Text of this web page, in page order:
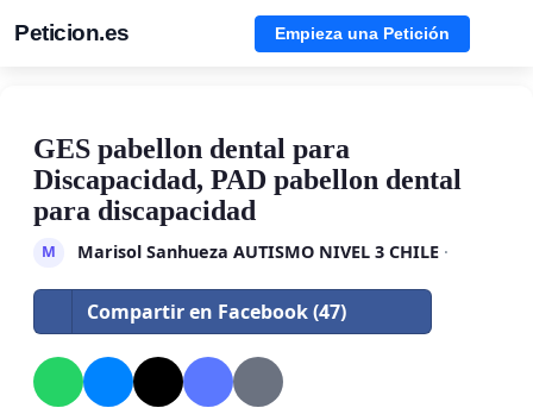
Peticion.es Empieza una Petición
GES pabellon dental para
Discapacidad, PAD pabellon dental
para discapacidad
M Marisol Sanhueza AUTISMO NIVEL 3 CHILE·
Compartir en Facebook (47)